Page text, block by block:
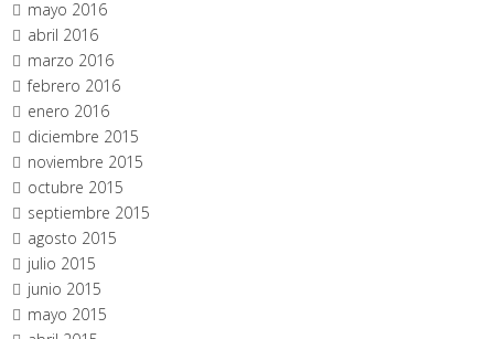
mayo 2016
abril 2016
marzo 2016
febrero 2016
enero 2016
diciembre 2015
noviembre 2015
octubre 2015
septiembre 2015
agosto 2015
julio 2015
junio 2015
mayo 2015